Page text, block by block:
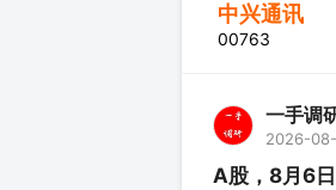
中兴通讯
00763
一手调
2026-
A股，8月6